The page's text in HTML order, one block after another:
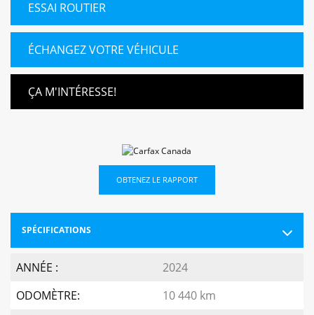
OBTENEZ LE RAPPORT
SPÉCIFICATIONS
ANNÉE :
2024
ODOMÈTRE:
10 440 km
ESSAI ROUTIER
ÉCHANGEZ VOTRE VÉHICULE
ÇA M'INTÉRESSE!